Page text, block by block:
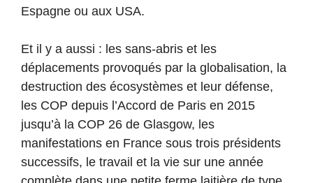
Espagne ou aux USA.
Et il y a aussi : les sans-abris et les
déplacements provoqués par la globalisation, la
destruction des écosystèmes et leur défense,
les COP depuis l’Accord de Paris en 2015
jusqu’à la COP 26 de Glasgow, les
manifestations en France sous trois présidents
successifs, le travail et la vie sur une année